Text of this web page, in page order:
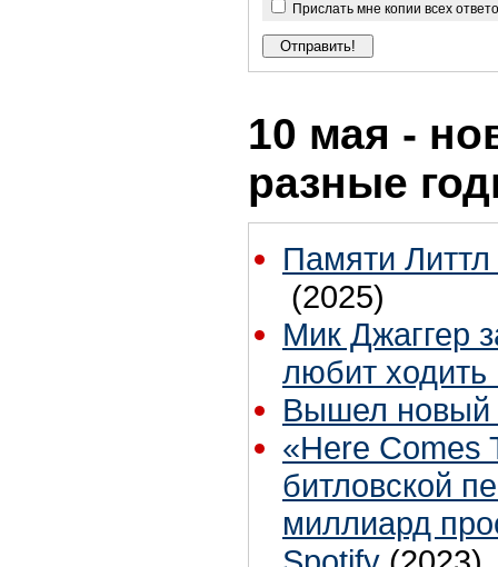
Прислать мне копии всех
10 мая -
разные
Памяти
(2025)
Мик Джаггер
любит ходить
Вышел новый
«Here Comes
битловской
миллиард